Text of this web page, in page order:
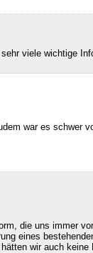
viele wichtige
war es schwer
die uns immer
eines
wir auch keine